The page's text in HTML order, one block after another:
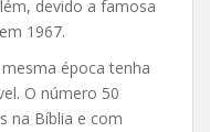
devido a famosa
1967.
época tenha
O número 50
na Bíblia e com